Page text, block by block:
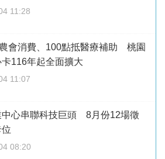
11:28
會消費、100點抵醫療補助 桃園
116年起全面擴大
11:07
中心串聯科技巨頭 8月份12場徵
08:20